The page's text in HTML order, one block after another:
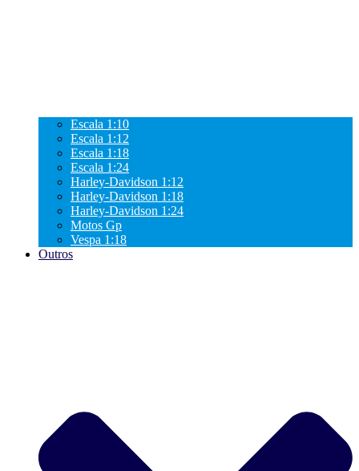
Escala 1:10
Escala 1:12
Escala 1:18
Escala 1:24
Harley-Davidson 1:12
Harley-Davidson 1:18
Harley-Davidson 1:24
Motos Gp
Vespa 1:18
Outros